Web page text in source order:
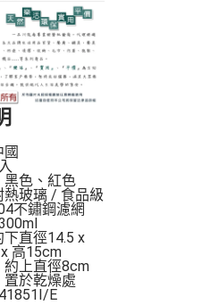
黑色、紅色
熱玻璃 / 食品級
不鏽鋼濾網
下直徑14.5 x
高15cm
約上直徑8cm
於乾燥處
E